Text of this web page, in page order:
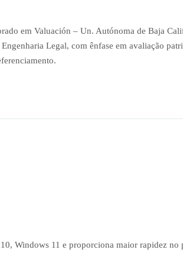
em Valuación – Un. Autónoma de Baja
Legal, com ênfase em avaliação
Windows 11 e proporciona maior rapidez no